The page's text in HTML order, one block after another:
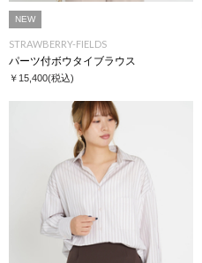
NEW
STRAWBERRY-FIELDS
パーツ付ボウタイブラウス
￥15,400(税込)